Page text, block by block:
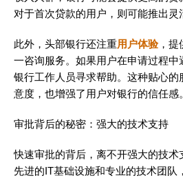
对于首次贷款的用户，则可能推出灵
此外，头部银行还注重用户体验，提
一咨询服务。如果用户在申请过程
银行工作人员寻求帮助。这种贴心
意度，也增强了用户对银行的信任感。
审批背后的秘密：强大的技术支持
快速审批的背后，离不开强大的技
先进的IT基础设施和专业的技术团队